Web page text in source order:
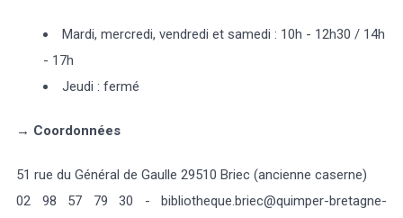
Mardi, mercredi, vendredi et samedi : 10h - 12h30 / 14h
- 17h
Jeudi : fermé
→ Coordonnées
51 rue du Général de Gaulle 29510 Briec (ancienne caserne)
02 98 57 79 30 - bibliotheque.briec@quimper-bretagne-